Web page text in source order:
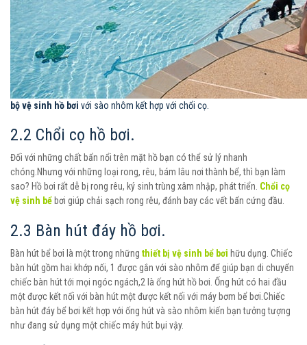
bộ vệ sinh hồ bơi với sào nhôm kết hợp với chổi cọ.
2.2 Chổi cọ hồ bơi.
Đối với những chất bẩn nổi trên mặt hồ bạn có thể sử lý nhanh
chóng.Nhưng với những loại rong, rêu, bám lâu nơi thành bể, thì bạn làm
sao? Hồ bơi rất dễ bị rong rêu, ký sinh trùng xâm nhập, phát triển. Chổi cọ
vệ sinh bể bơi giúp chải sạch rong rêu, đánh bay các vết bẩn cứng đầu.
2.3 Bàn hút đáy hồ bơi.
Bàn hút bể bơi là một trong những thiết bị vệ sinh bể bơi hữu dụng. Chiếc
bàn hút gồm hai khớp nối, 1 được gắn với sào nhôm để giúp bạn di chuyển
chiếc bàn hút tới mọi ngóc ngách,2 là ống hút hồ bơi. Ống hút có hai đầu
một được kết nối với bàn hút một được kết nối với máy bơm bể bơi.Chiếc
bàn hút đáy bể bơi kết hợp với ống hút và sào nhôm kiến bạn tưởng tượng
như đang sử dụng một chiếc máy hút bụi vậy.